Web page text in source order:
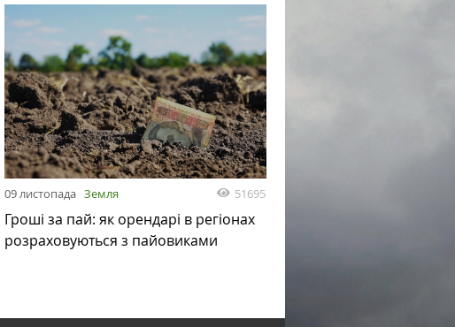
09 листопада Земля 51695
Гроші за пай: як орендарі в регіонах
розраховуються з пайовиками